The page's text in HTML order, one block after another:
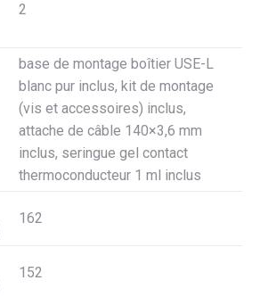
2
base de montage boîtier USE-L
blanc pur inclus, kit de montage
(vis et accessoires) inclus,
attache de câble 140×3,6 mm
inclus, seringue gel contact
thermoconducteur 1 ml inclus
162
152